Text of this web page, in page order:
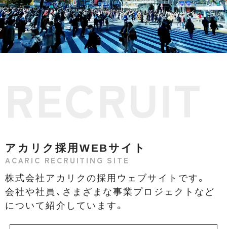
アカリク採用WEBサイト
ACARIC RECRUITING SITE
株式会社アカリクの採用ウェブサイトです。
会社や社員、さまざまな事業プロジェクトなど
について紹介しています。